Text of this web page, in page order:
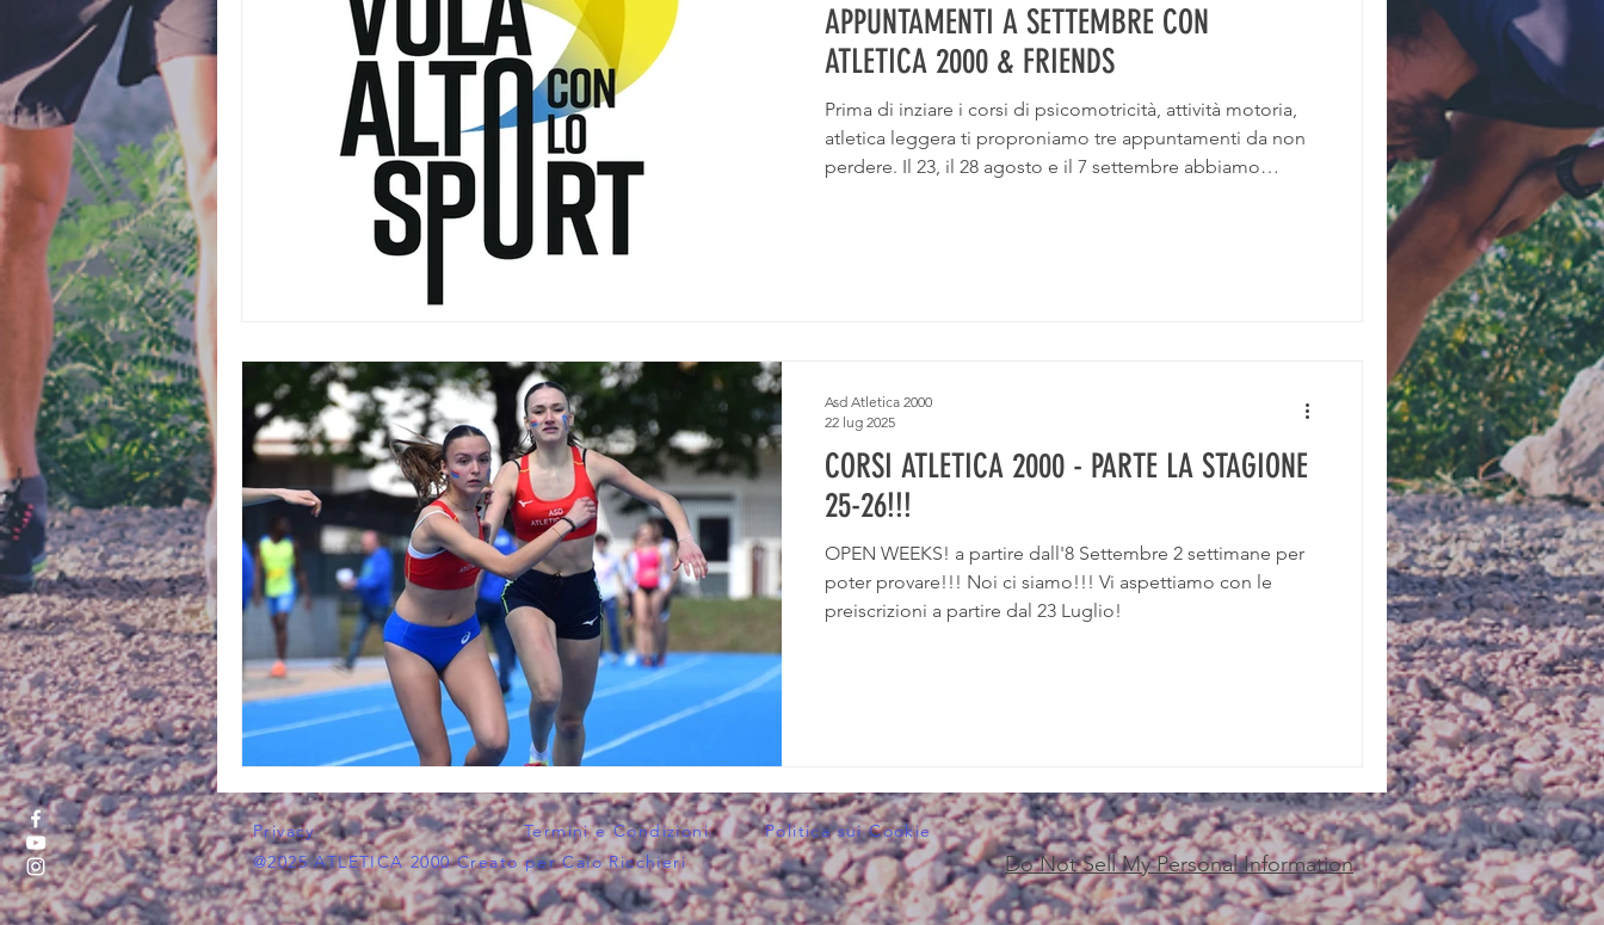
APPUNTAMENTI A SETTEMBRE CON
ATLETICA 2000 & FRIENDS
Prima di inziare i corsi di psicomotricità, attività motoria,
atletica leggera ti proproniamo tre appuntamenti da non
perdere. Il 23, il 28 agosto e il 7 settembre abbiamo
CORSI ATLETICA 2000 - PARTE LA STAGIONE
25-26!!!
OPEN WEEKS! a partire dall'8 Settembre 2 settimane per
poter provare!!! Noi ci siamo!!! Vi aspettiamo con le
preiscrizioni a partire dal 23 Luglio!
Asd Atletica 2000
22 lug 2025
Privacy Termini e Condizioni
Politica sui Cookie
@2025 ATLETICA 2000 Creato per Caio Ricchieri
Do Not Sell My Personal Information